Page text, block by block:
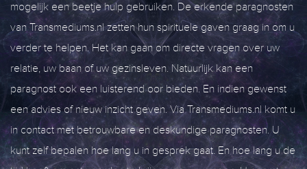
mogelijk een beetje hulp gebruiken. De erkende paragnosten
van Transmediums.nl zetten hun spirituele gaven graag in om u
verder te helpen. Het kan gaan om directe vragen over uw
relatie, uw baan of uw gezinsleven. Natuurlijk kan een
paragnost ook een luisterend oor bieden. En indien gewenst
een advies of nieuw inzicht geven. Via Transmediums.nl komt u
in contact met betrouwbare en deskundige paragnosten. U
kunt zelf bepalen hoe lang u in gesprek gaat. En hoe lang u de